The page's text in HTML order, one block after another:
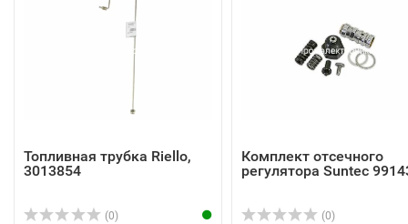
Топливная трубка Riello,
3013854
(0)
Комплект отсечного
регулятора Suntec
(0)